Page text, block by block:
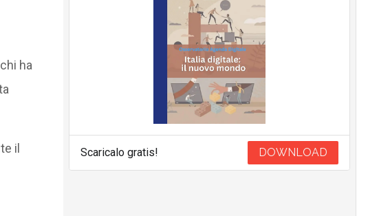
ha
il
Scaricalo gratis! DOWNLOAD